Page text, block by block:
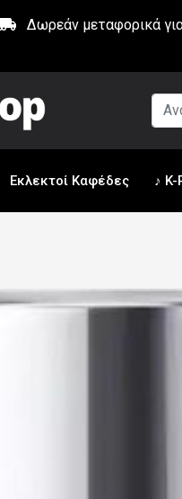
Δωρεάν μεταφορικά
Εκλεκτοί Καφέδες ♪ K-